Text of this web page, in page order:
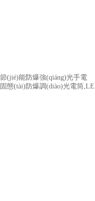
節(jié)能防爆強(qiáng)光手電
固態(tài)防爆調(diào)光電筒